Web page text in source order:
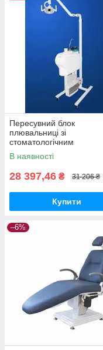
Пересувний блок
плювальниці зі
стоматологічним
світильником МедГруп
В наявності
28 397,46 ₴ 31 206 ₴
Купити
–6%